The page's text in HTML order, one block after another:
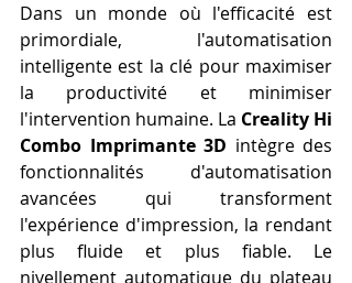
Dans un monde où l'efficacité est
primordiale, l'automatisation
intelligente est la clé pour maximiser
la productivité et minimiser
l'intervention humaine. La Creality Hi
Combo Imprimante 3D intègre des
fonctionnalités d'automatisation
avancées qui transforment
l'expérience d'impression, la rendant
plus fluide et plus fiable. Le
nivellement automatique du plateau